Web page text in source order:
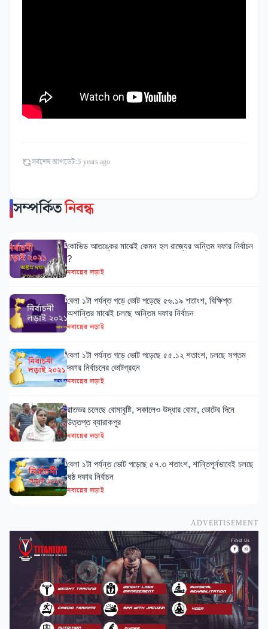
সর্বশেষ আপডেট:5 years ago
সম্পর্কিতনিবন্ধ
কোভিড আতঙ্কের মাঝেই কেমন হল রাজ্যের অন্তিম দফার নির্বাচন
?
নবান্নের লড়াই
বেলা ১টা পর্যন্ত গড়ে ভোট পড়েছে ৫৬.১৯ শতাংশ, বিক্ষিপ্ত
অশান্তির মাঝেই চলছে অন্তিম দফার নির্বাচন
নবান্নের লড়াই
বেলা ১টা পর্যন্ত গড়ে ভোট পড়েছে ৫৫.১২ শতাংশ, চলছে সপ্তম
দফার নির্বাচনের ভোটগ্রহন
নবান্নের লড়াই
রাতভর চলেছে বোমাবৃষ্টি, সকালেও উদ্ধার বোমা, ভোটের দিনে
উত্তপ্ত ব্যারাকপুর
নবান্নের লড়াই
বেলা ১টা পর্যন্ত ভোট পড়েছে ৫৭.৩ শতাংশ, শান্তিপূর্নভাবেই চলছে
ষষ্ঠ দফার নির্বাচন
নবান্নের লড়াই
ADVERTISEMENT